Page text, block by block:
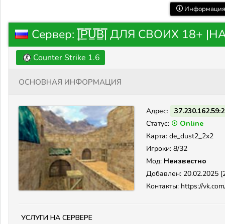
Сервер: |͇̿P͇̿U͇̿B͇̿| ДЛЯ СВОИХ 18+
Counter Strike 1.6
Основная информация
Адрес:
Статус: ☉ Online
Карта: de_dust2_2x2
Игроки: 8/32
Мод: Неизвестно
Добавлен: 20.02.2025
Контакты: https://
Услуги на сервере